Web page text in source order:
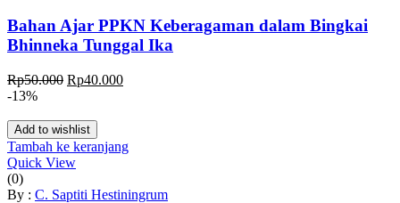
Bahan Ajar PPKN Keberagaman dalam Bingkai
Bhinneka Tunggal Ika
Rp50.000 Rp40.000
-13%
Add to wishlist
Tambah ke keranjang
Quick View
(0)
By : C. Saptiti Hestiningrum